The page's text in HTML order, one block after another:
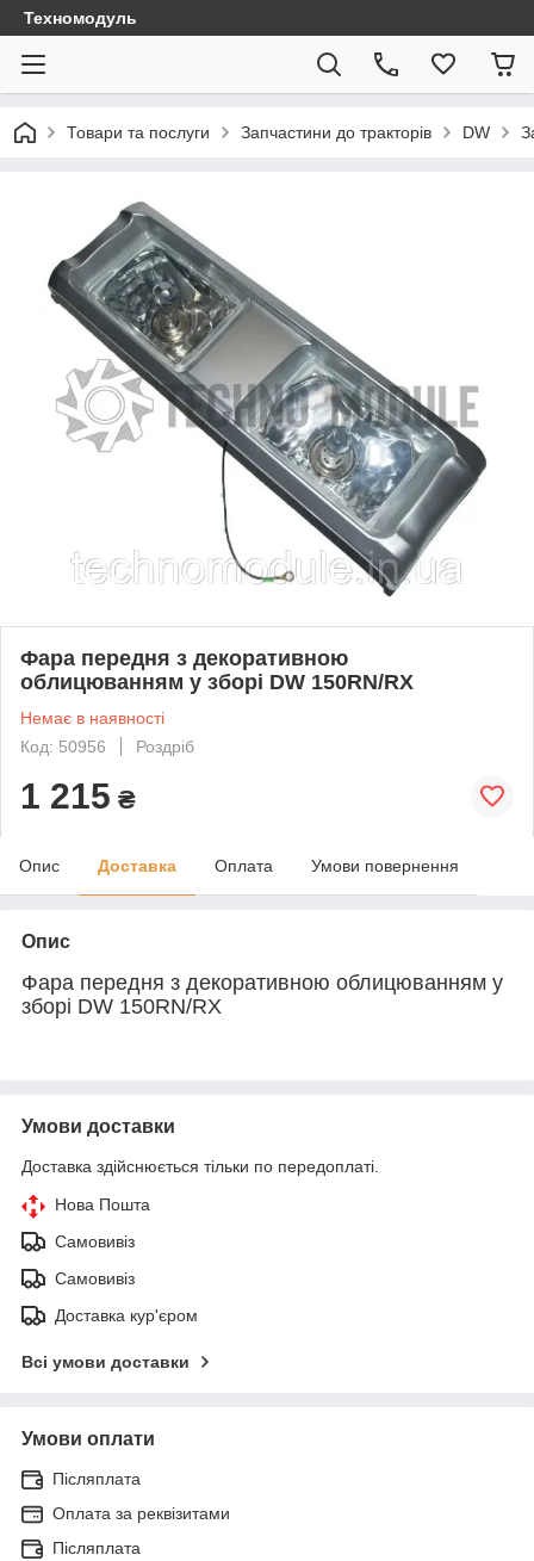
Техномодуль
Товари та послуги Запчастини до тракторів DW
Фара передня з декоративною
облицюванням у зборі DW 150RN/RX
Немає в наявності
Код: 50956
Роздріб
1 215 ₴
Опис Доставка Оплата Умови повернення
Опис
Фара передня з декоративною облицюванням у
зборі DW 150RN/RX
Умови доставки
Доставка здійснюється тільки по передоплаті.
Нова Пошта
Самовивіз
Самовивіз
Доставка кур'єром
Всі умови доставки
Умови оплати
Післяплата
Оплата за реквізитами
Післяплата